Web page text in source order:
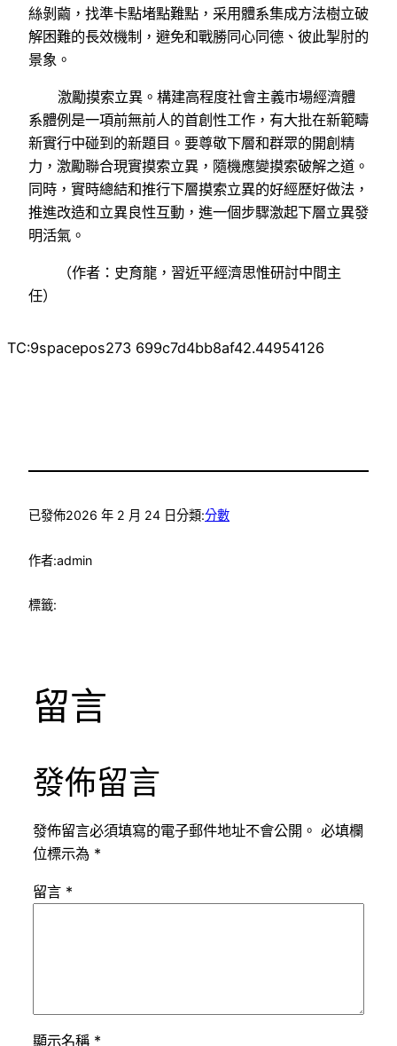
絲剝繭，找準卡點堵點難點，采用體系集成方法樹立破
解困難的長效機制，避免和戰勝同心同德、彼此掣肘的
景象。
激勵摸索立異。構建高程度社會主義市場經濟體
系體例是一項前無前人的首創性工作，有大批在新範疇
新實行中碰到的新題目。要尊敬下層和群眾的開創精
力，激勵聯合現實摸索立異，隨機應變摸索破解之道。
同時，實時總結和推行下層摸索立異的好經歷好做法，
推進改造和立異良性互動，進一個步驟激起下層立異發
明活氣。
（作者：史育龍，習近平經濟思惟研討中間主
任）
TC:9spacepos273 699c7d4bb8af42.44954126
已發佈2026 年 2 月 24 日分類:分數
作者:admin
標籤:
留言
發佈留言
發佈留言必須填寫的電子郵件地址不會公開。 必填欄
位標示為 *
留言 *
顯示名稱 *